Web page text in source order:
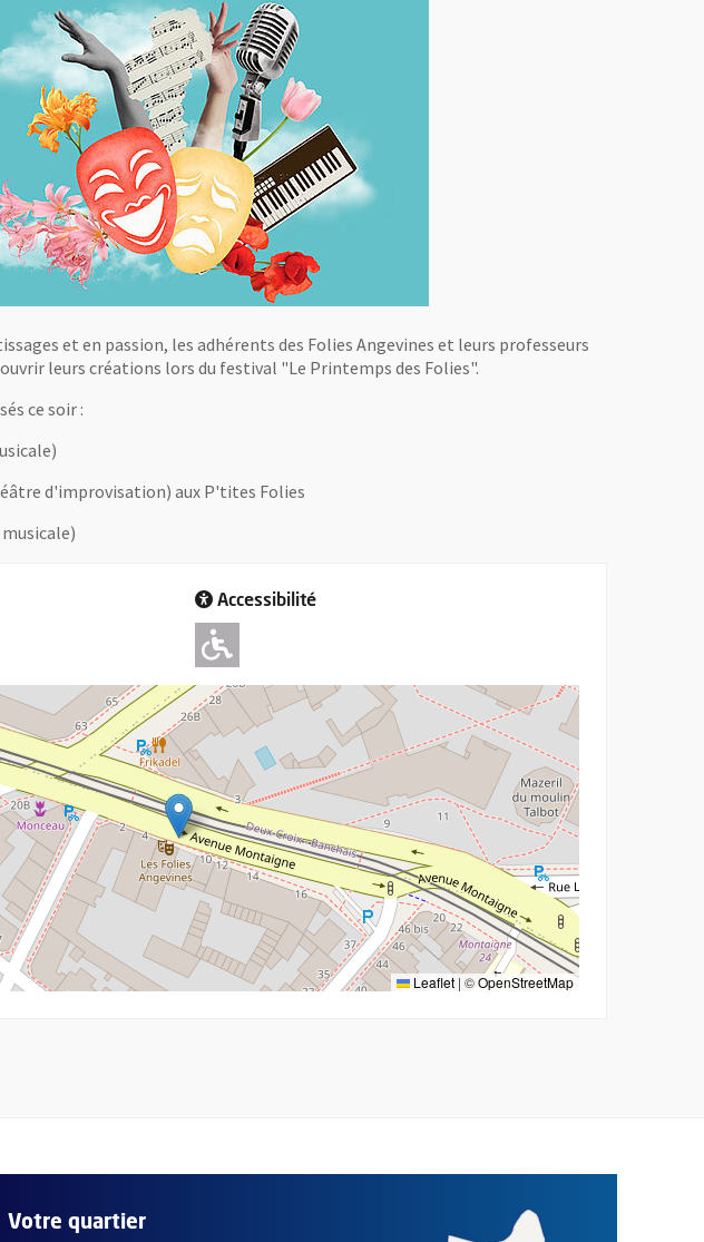
et en passion, les adhérents des Folies Angevines et leurs professeurs
leurs créations lors du festival "Le Printemps des Folies".
ce soir :
d'improvisation) aux P'tites Folies
Accessibilité
Adapté pour l'handicap Moteur
Leaflet | ©OpenStreetMap
Votre quartier